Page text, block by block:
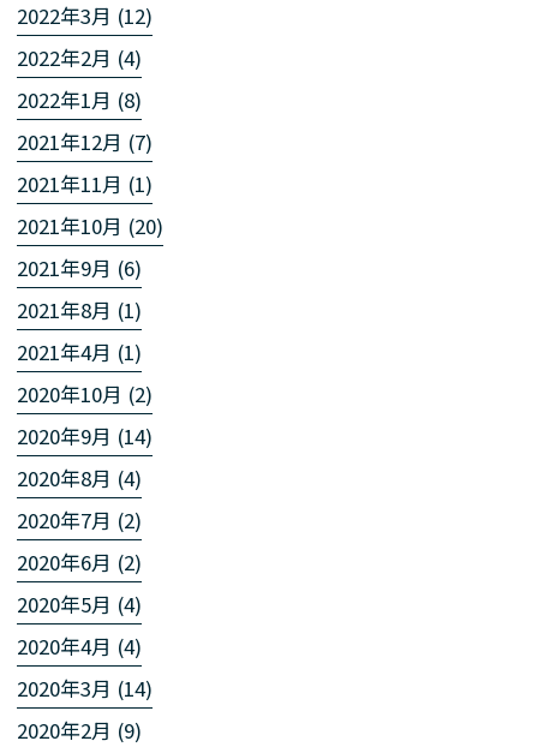
2022年3月 (12)
2022年2月 (4)
2022年1月 (8)
2021年12月 (7)
2021年11月 (1)
2021年10月 (20)
2021年9月 (6)
2021年8月 (1)
2021年4月 (1)
2020年10月 (2)
2020年9月 (14)
2020年8月 (4)
2020年7月 (2)
2020年6月 (2)
2020年5月 (4)
2020年4月 (4)
2020年3月 (14)
2020年2月 (9)